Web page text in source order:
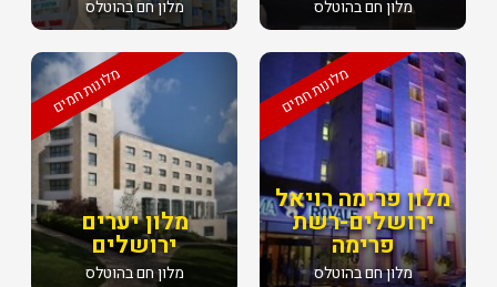
מלון חם בהוטלס מלון חם בהוטלס
מלונות חמים
מלון יערים
ירושלים
מלון חם בהוטלס
מלונות חמים
מלון פרימה רויאל
ירושלים-רשת
פרימה
מלון חם בהוטלס